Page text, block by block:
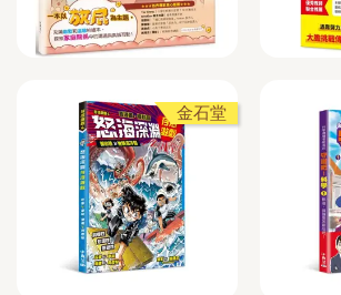
金石堂